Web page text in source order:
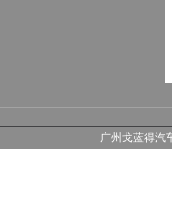
广州戈蓝得汽